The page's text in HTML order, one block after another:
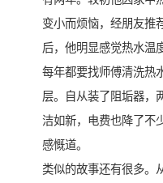
变小而烦恼，经朋友推
后，他明显感觉热水温
每年都要找师傅清洗热
层。自从装了阻垢器，
洁如新，电费也降了不
感慨道。
类似的故事还有很多。